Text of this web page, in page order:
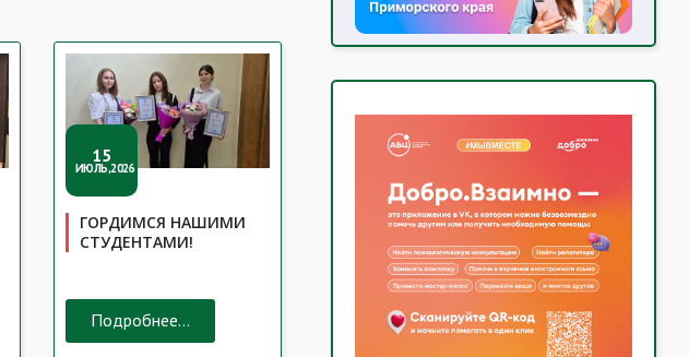
15
ИЮЛЬ,2026
ГОРДИМСЯ НАШИМИ
СТУДЕНТАМИ!
Подробнее...